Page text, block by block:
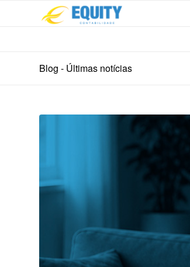
Blog - Últimas notícias